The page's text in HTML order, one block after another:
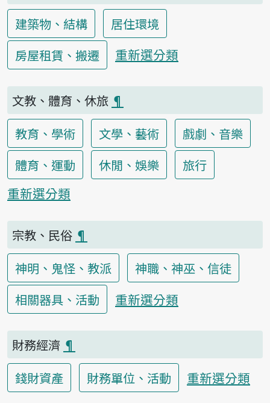
建築物、結構
居住環境
房屋租賃、搬遷
重新選分類
文教、體育、休旅 ¶
教育、學術
文學、藝術
戲劇、音樂
體育、運動
休閒、娛樂
旅行
重新選分類
宗教、民俗 ¶
神明、鬼怪、教派
神職、神巫、信徒
相關器具、活動
重新選分類
財務經濟 ¶
錢財資產
財務單位、活動 重新選分類